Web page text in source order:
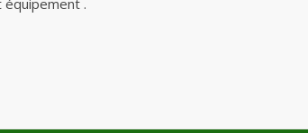
équipement .